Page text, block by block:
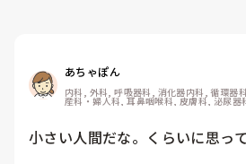
あちゃぽん
内科, 外科, 呼吸器科, 消化器内科, 循環器
産科・婦人科, 耳鼻咽喉科, 皮膚科, 泌尿
急科, 超急性期, ICU, CCU, HCU, その他の
小さい人間だな。くらいに思っ